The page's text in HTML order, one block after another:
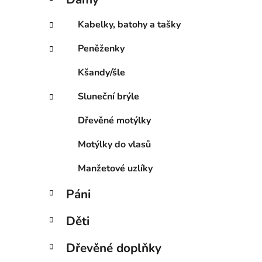
p
a
e
e
o
i
Kabelky, batohy a tašky
Peněženky
Kšandy/šle
Sluneční brýle
Dřevěné motýlky
Motýlky do vlasů
Manžetové uzlíky
Páni
Děti
Dřevěné doplňky